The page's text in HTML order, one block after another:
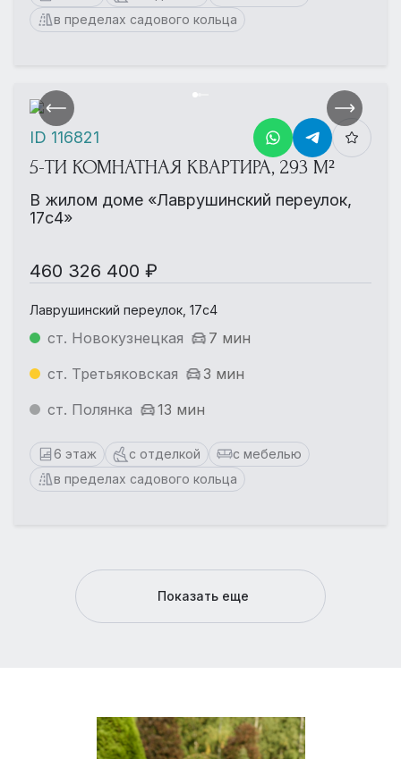
в пределах садового кольца
5-ТИ КОМНАТНАЯ КВАРТИРА, 293 М²
В жилом доме «Лаврушинский переулок,
17с4»
460 326 400 ₽
Лаврушинский переулок, 17с4
ст. Новокузнецкая
7 мин
ст. Третьяковская
3 мин
ст. Полянка
13 мин
6 этаж с отделкой
с мебелью
в пределах садового кольца
ID 116821
Показать еще